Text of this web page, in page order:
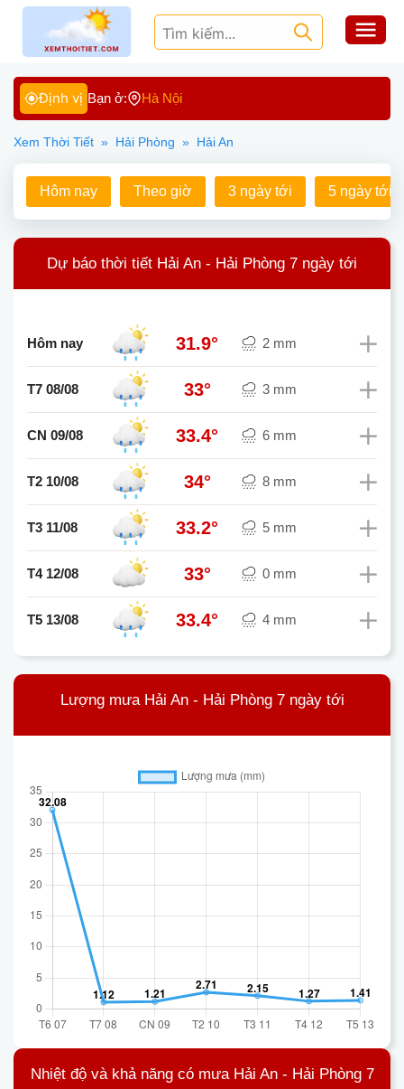
Định vị Bạn ở: Hà Nội
Xem Thời Tiết » Hải Phòng » Hải An
Hôm nay Theo giờ 3 ngày tới 5 ngày tới
Dự báo thời tiết Hải An - Hải Phòng 7 ngày tới
Hôm nay 31.9° 2 mm
T7 08/08 33° 3 mm
CN 09/08 33.4° 6 mm
T2 10/08 34° 8 mm
T3 11/08 33.2° 5 mm
T4 12/08 33° 0 mm
T5 13/08 33.4° 4 mm
Lượng mưa Hải An - Hải Phòng 7 ngày tới
Nhiệt độ và khả năng có mưa Hải An - Hải Phòng 7